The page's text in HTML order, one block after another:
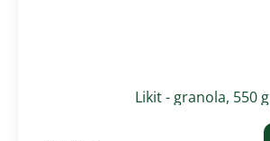
Likit - granola, 550 g